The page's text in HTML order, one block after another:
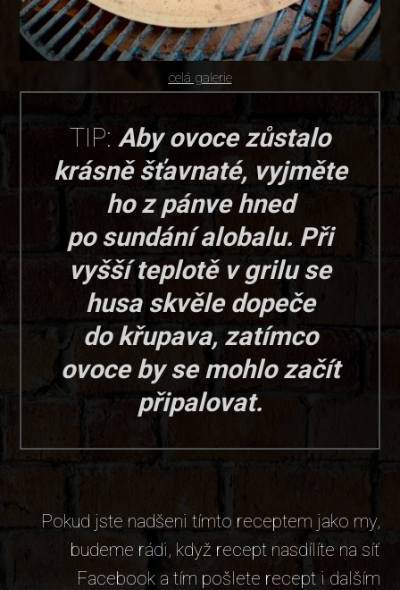
celá galerie
TIP: Aby ovoce zůstalo
krásně šťavnaté, vyjměte
ho z pánve hned
po sundání alobalu. Při
vyšší teplotě v grilu se
husa skvěle dopeče
do křupava, zatímco
ovoce by se mohlo začít
připalovat.
Pokud jste nadšeni tímto receptem jako my,
budeme rádi, když recept nasdílíte na síť
Facebook a tím pošlete recept i dalším